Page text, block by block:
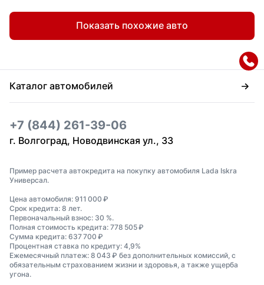
Показать похожие авто
Каталог автомобилей
+7 (844) 261-39-06
г. Волгоград, Новодвинская ул., 33
Пример расчета автокредита на покупку автомобиля Lada Iskra
Универсал.
Цена автомобиля: 911 000 ₽
Срок кредита: 8 лет.
Первоначальный взнос: 30 %.
Полная стоимость кредита: 778 505 ₽
Сумма кредита: 637 700 ₽
Процентная ставка по кредиту: 4,9%
Ежемесячный платеж: 8 043 ₽ без дополнительных комиссий, с
обязательным страхованием жизни и здоровья, а также ущерба
угона.